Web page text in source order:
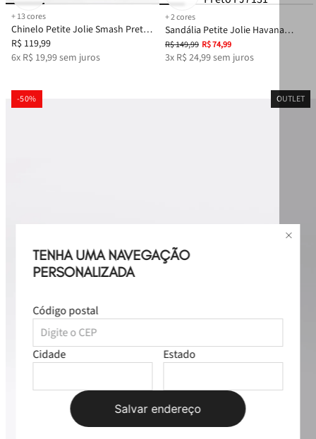
TENHA UMA NAVEGAÇÃO
PERSONALIZADA
Código postal
Cidade Estado
Salvar endereço
+13cores
Chinelo Petite Jolie Smash Preto -
PJ6812II
R$ 119,99
6x R$ 19,99sem juros
+2cores
Sandália Petite Jolie Havana
Preto PJ7131
R$149,99 R$74,99
3x R$ 24,99sem juros
-50% OUTLET